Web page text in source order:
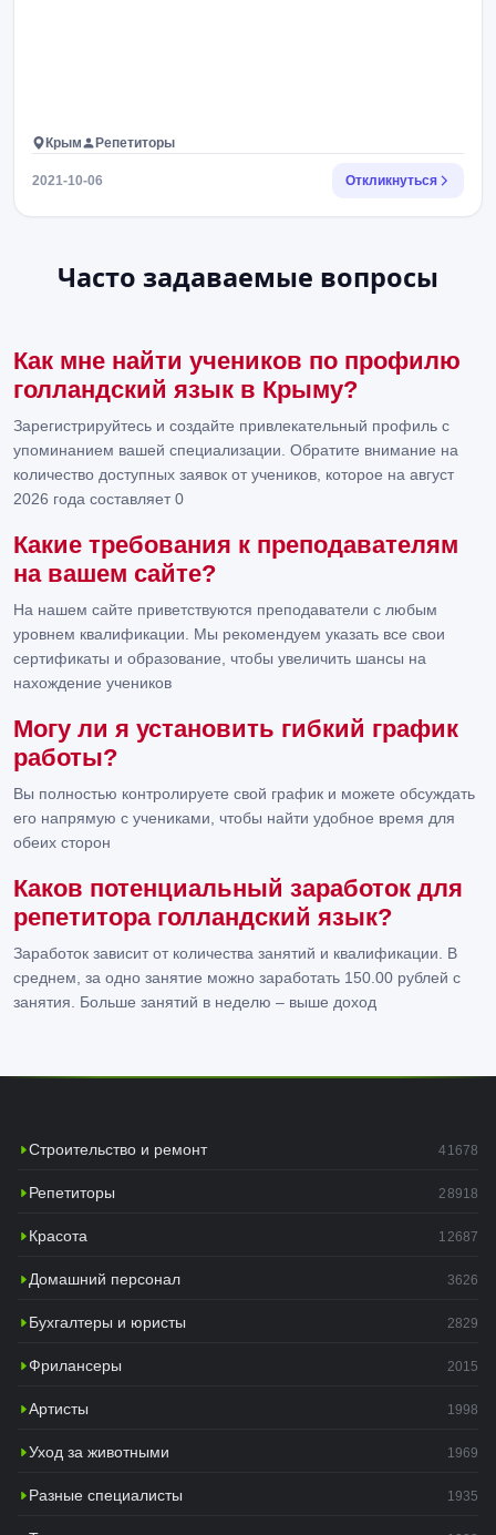
Крым Репетиторы
2021-10-06 Откликнуться
Часто задаваемые вопросы
Как мне найти учеников по профилю
голландский язык в Крыму?
Зарегистрируйтесь и создайте привлекательный профиль с
упоминанием вашей специализации. Обратите внимание на
количество доступных заявок от учеников, которое на август
2026 года составляет 0
Какие требования к преподавателям
на вашем сайте?
На нашем сайте приветствуются преподаватели с любым
уровнем квалификации. Мы рекомендуем указать все свои
сертификаты и образование, чтобы увеличить шансы на
нахождение учеников
Могу ли я установить гибкий график
работы?
Вы полностью контролируете свой график и можете обсуждать
его напрямую с учениками, чтобы найти удобное время для
обеих сторон
Каков потенциальный заработок для
репетитора голландский язык?
Заработок зависит от количества занятий и квалификации. В
среднем, за одно занятие можно заработать 150.00 рублей с
занятия. Больше занятий в неделю – выше доход
Строительство и ремонт 41678
Репетиторы 28918
Красота 12687
Домашний персонал 3626
Бухгалтеры и юристы 2829
Фрилансеры 2015
Артисты 1998
Уход за животными 1969
Разные специалисты 1935